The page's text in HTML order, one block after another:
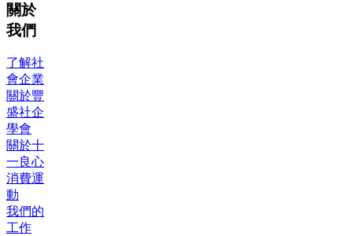
關於
我們
了解社
會企業
關於豐
盛社企
學會
關於十
一良心
消費運
動
我們的
工作